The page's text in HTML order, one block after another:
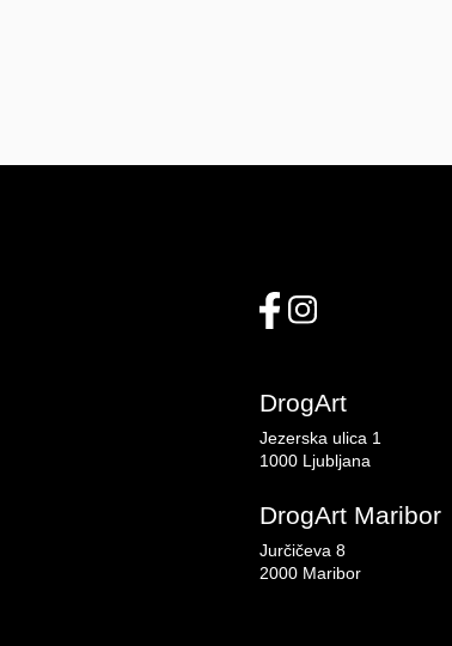
DrogArt
Jezerska ulica 1
1000 Ljubljana
DrogArt Maribor
Jurčičeva 8
2000 Maribor